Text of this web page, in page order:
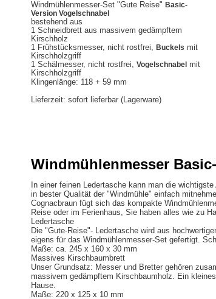
Windmühlenmesser-Set "Gute Reise" Basic-
Version Vogelschnabel
bestehend aus
1 Schneidbrett aus massivem gedämpftem
Kirschholz
1 Frühstücksmesser, nicht rostfrei, Buckels mit
Kirschholzgriff
1 Schälmesser, nicht rostfrei,Vogelschnabel mit
Kirschholzgriff
Klingenlänge: 118 + 59 mm
Lieferzeit:sofort lieferbar (Lagerware)
Windmühlenmesser
In einer feinen Ledertasche kann man die
in bester Qualität der "Windmühle" einfach
Cognacbraun fügt sich das kompakte
Reise oder im Ferienhaus, Sie haben alles wie zu
Ledertasche
Die "Gute-Reise"- Ledertasche wird aus
eigens für das Windmühlenmesser-Set gefertigt.
Maße: ca. 245 x 160 x 30 mm
Massives Kirschbaumbrett
Unser Grundsatz: Messer und Bretter gehören
massivem gedämpftem Kirschbaumholz. Ein
Hause.
Maße: 220 x 125 x 10 mm